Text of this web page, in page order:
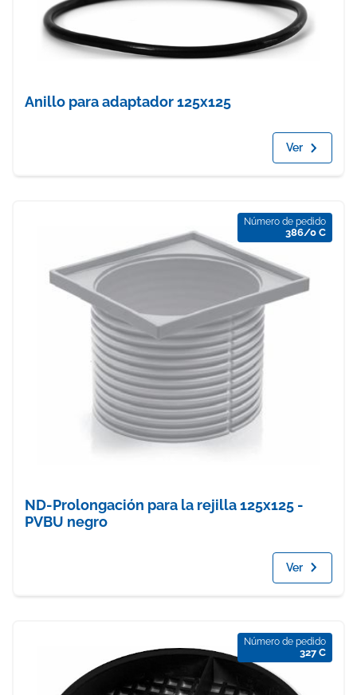
Anillo para adaptador 125x125
Ver
Número de pedido
386/0 C
ND-Prolongación para la rejilla 125x125 -
PVBU negro
Ver
Número de pedido
327 C